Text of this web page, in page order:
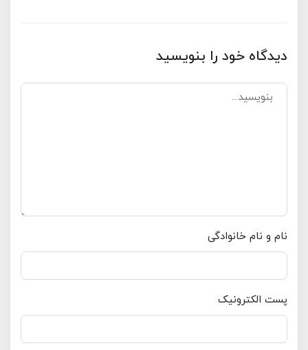
دیدگاه خود را بنویسید
نام و نام خانوادگی
پست الکترونیک